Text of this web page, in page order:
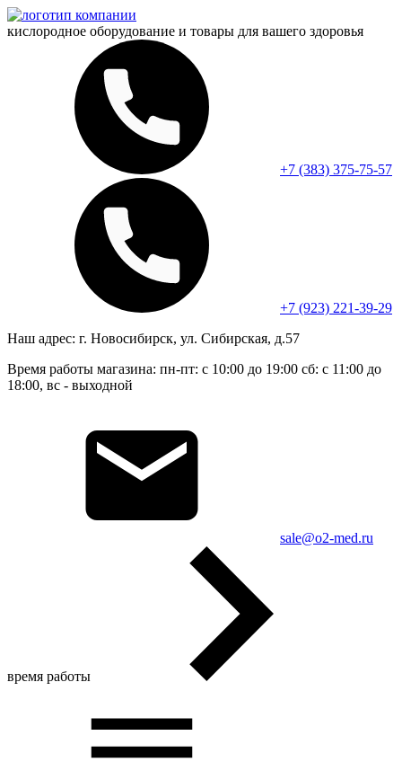
кислородное оборудование и товары для вашего здоровья
+7 (383) 375-75-57
+7 (923) 221-39-29
Наш адрес: г. Новосибирск, ул. Сибирская, д.57
Время работы магазина: пн-пт: с 10:00 до 19:00 сб: с 11:00 до
18:00, вс - выходной
sale@o2-med.ru
время работы